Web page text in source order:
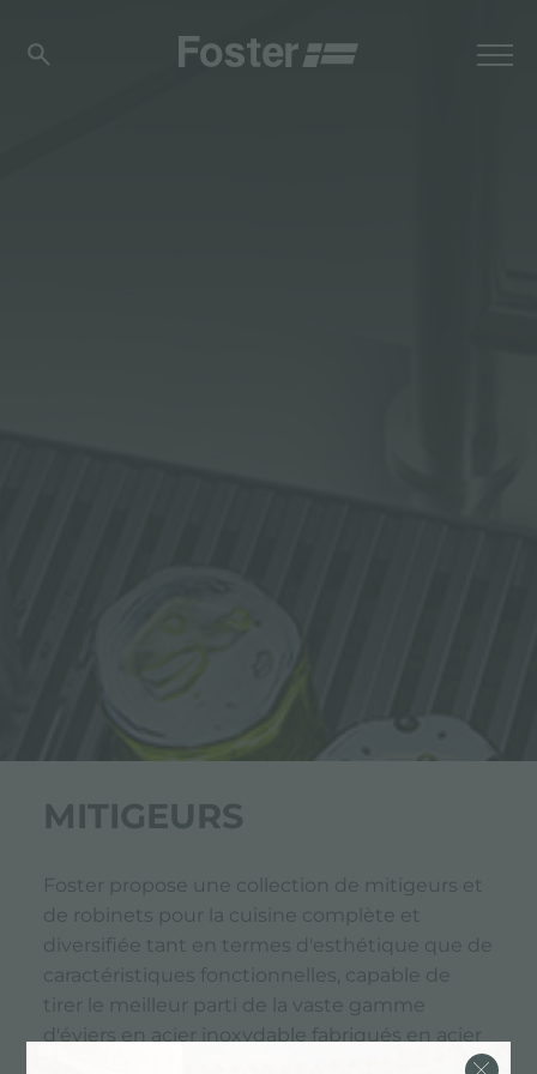
MITIGEURS
Foster propose une collection de mitigeurs et
de robinets pour la cuisine complète et
diversifiée tant en termes d'esthétique que de
caractéristiques fonctionnelles, capable de
tirer le meilleur parti de la vaste gamme
d'éviers en acier inoxydable fabriqués en acier
austénitique AISI 304 et AISI 316 qui, grâce au